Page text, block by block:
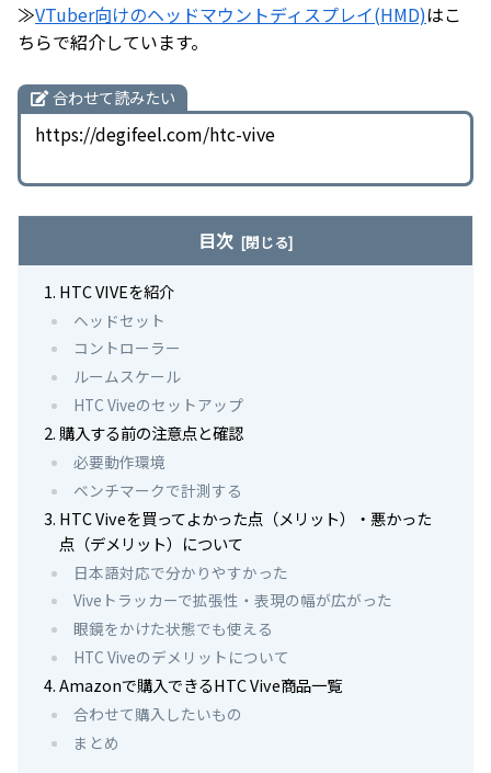
≫VTuber向けのヘッドマウントディスプレイ(HMD)はこ
ちらで紹介しています。
合わせて読みたい
https://degifeel.com/htc-vive
目次
HTC VIVEを紹介
ヘッドセット
コントローラー
ルームスケール
HTC Viveのセットアップ
購入する前の注意点と確認
必要動作環境
ベンチマークで計測する
HTC Viveを買ってよかった点（メリット）・悪かった
点（デメリット）について
日本語対応で分かりやすかった
Viveトラッカーで拡張性・表現の幅が広がった
眼鏡をかけた状態でも使える
HTC Viveのデメリットについて
Amazonで購入できるHTC Vive商品一覧
合わせて購入したいもの
まとめ